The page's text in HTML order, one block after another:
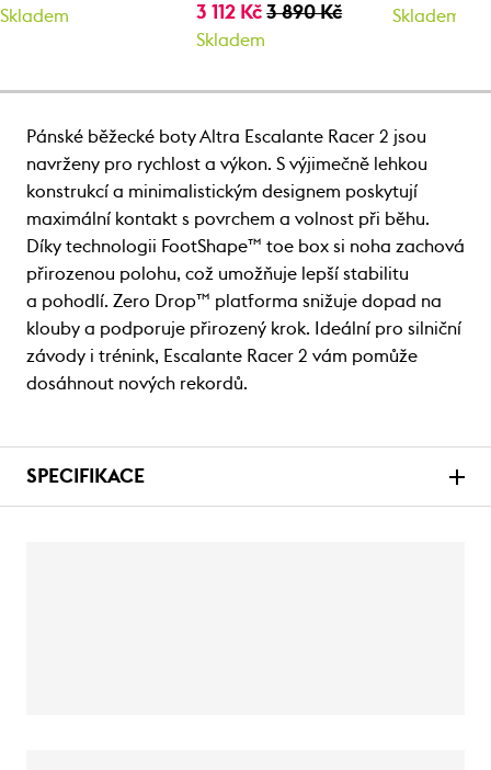
Skladem 3 112 Kč3 890 Kč
Skladem
Skladem
Pánské běžecké boty Altra Escalante Racer 2 jsou
navrženy pro rychlost a výkon. S výjimečně lehkou
konstrukcí a minimalistickým designem poskytují
maximální kontakt s povrchem a volnost při běhu.
Díky technologii FootShape™ toe box si noha zachová
přirozenou polohu, což umožňuje lepší stabilitu
a pohodlí. Zero Drop™ platforma snižuje dopad na
klouby a podporuje přirozený krok. Ideální pro silniční
závody i trénink, Escalante Racer 2 vám pomůže
dosáhnout nových rekordů.
SPECIFIKACE